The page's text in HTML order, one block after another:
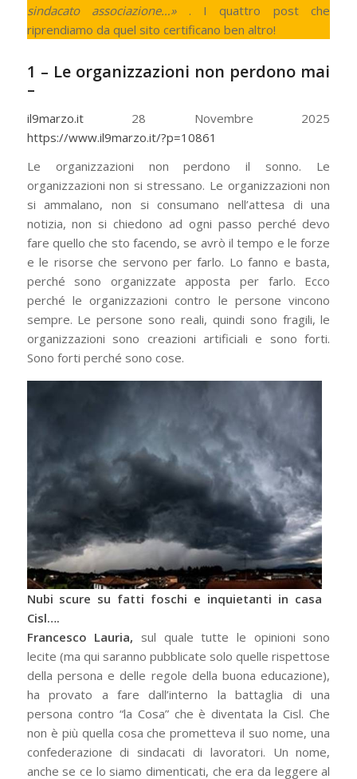
sindacato associazione…». I quattro post che
riprendiamo da quel sito certificano ben altro!
1 – Le organizzazioni non perdono mai
–
il9marzo.it28 Novembre 2025
https://www.il9marzo.it/?p=10861
Le organizzazioni non perdono il sonno. Le
organizzazioni non si stressano. Le organizzazioni non
si ammalano, non si consumano nell’attesa di una
notizia, non si chiedono ad ogni passo perché devo
fare quello che sto facendo, se avrò il tempo e le forze
e le risorse che servono per farlo. Lo fanno e basta,
perché sono organizzate apposta per farlo. Ecco
perché le organizzazioni contro le persone vincono
sempre. Le persone sono reali, quindi sono fragili, le
organizzazioni sono creazioni artificiali e sono forti.
Sono forti perché sono cose.
Nubi scure su fatti foschi e inquietanti in casa
Cisl….
Francesco Lauria, sul quale tutte le opinioni sono
lecite (ma qui saranno pubblicate solo quelle rispettose
della persona e delle regole della buona educazione),
ha provato a fare dall’interno la battaglia di una
persona contro “la Cosa” che è diventata la Cisl. Che
non è più quella cosa che prometteva il suo nome, una
confederazione di sindacati di lavoratori. Un nome,
anche se ce lo siamo dimenticati, che era da leggere al